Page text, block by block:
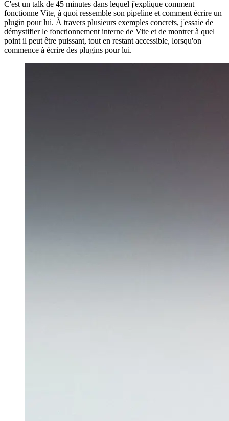
C'est un talk de 45 minutes dans lequel j'explique comment
fonctionne Vite, à quoi ressemble son pipeline et comment écrire un
plugin pour lui. À travers plusieurs exemples concrets, j'essaie de
démystifier le fonctionnement interne de Vite et de montrer à quel
point il peut être puissant, tout en restant accessible, lorsqu'on
commence à écrire des plugins pour lui.